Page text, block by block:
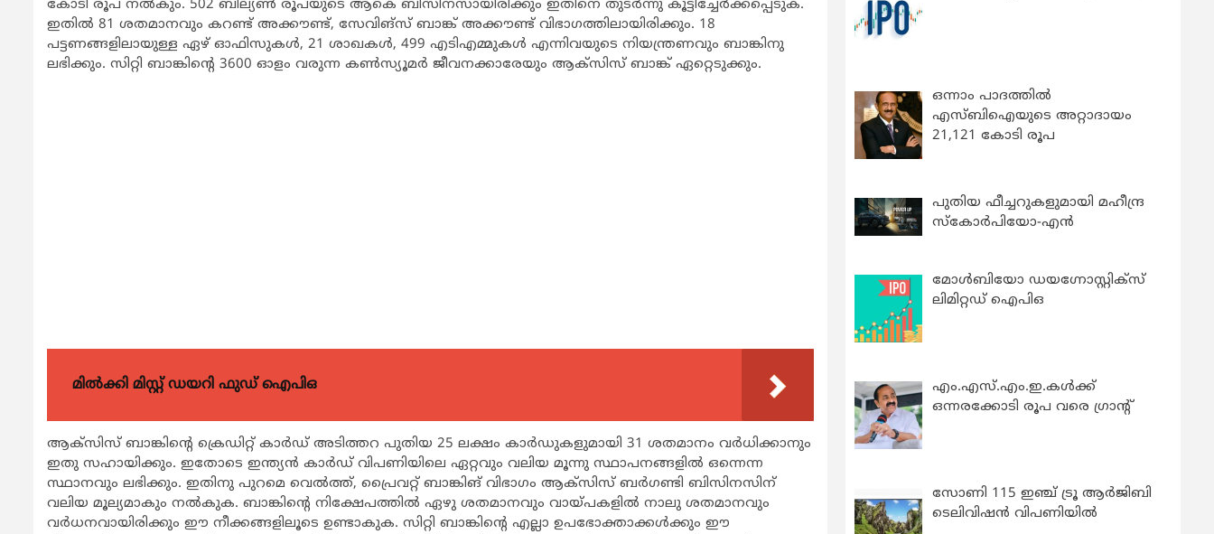
കോടി രൂപ നല്‍കും. 502 ബില്യണ്‍ രൂപയുടെ ആകെ ബിസിനസായിരിക്കും ഇതിനെ തുടര്‍ന്നു കൂട്ടിച്ചേര്‍ക്കപ്പെടുക.
ഇതില്‍ 81 ശതമാനവും കറണ്ട് അക്കൗണ്ട്, സേവിങ്സ് ബാങ്ക് അക്കൗണ്ട് വിഭാഗത്തിലായിരിക്കും. 18
പട്ടണങ്ങളിലായുള്ള ഏഴ് ഓഫിസുകള്‍, 21 ശാഖകള്‍, 499 എടിഎമ്മുകള്‍ എന്നിവയുടെ നിയന്ത്രണവും ബാങ്കിനു
ലഭിക്കും. സിറ്റി ബാങ്കിന്‍റെ 3600 ഓളം വരുന്ന കണ്‍സ്യൂമര്‍ ജീവനക്കാരേയും ആക്സിസ് ബാങ്ക് ഏറ്റെടുക്കും.
മിൽക്കി മിസ്റ്റ് ഡയറി ഫുഡ് ഐപിഒ
ആക്സിസ് ബാങ്കിന്‍റെ ക്രെഡിറ്റ് കാര്‍ഡ് അടിത്തറ പുതിയ 25 ലക്ഷം കാര്‍ഡുകളുമായി 31 ശതമാനം വര്‍ധിക്കാനും
ഇതു സഹായിക്കും. ഇതോടെ ഇന്ത്യന്‍ കാര്‍ഡ് വിപണിയിലെ ഏറ്റവും വലിയ മൂന്നു സ്ഥാപനങ്ങളില്‍ ഒന്നെന്ന
സ്ഥാനവും ലഭിക്കും. ഇതിനു പുറമെ വെല്‍ത്ത്, പ്രൈവറ്റ് ബാങ്കിങ് വിഭാഗം ആക്സിസ് ബര്‍ഗണ്ടി ബിസിനസിന്
വലിയ മൂല്യമാകും നല്‍കുക. ബാങ്കിന്‍റെ നിക്ഷേപത്തില്‍ ഏഴു ശതമാനവും വായ്പകളില്‍ നാലു ശതമാനവും
വര്‍ധനവായിരിക്കും ഈ നീക്കങ്ങളിലൂടെ ഉണ്ടാകുക. സിറ്റി ബാങ്കിന്‍റെ എല്ലാ ഉപഭോക്താക്കള്‍ക്കും ഈ
ഒന്നാം പാദത്തിൽ
എസ്ബിഐയുടെ അറ്റാദായം
21,121 കോടി രൂപ
പുതിയ ഫീച്ചറുകളുമായി മഹീന്ദ്ര
സ്കോർപിയോ-എൻ
മോൾബിയോ ഡയഗ്നോസ്റ്റിക്സ്
ലിമിറ്റഡ് ഐപിഒ
എം.എസ്.എം.ഇ.കൾക്ക്
ഒന്നരക്കോടി രൂപ വരെ ഗ്രാന്റ്
സോണി 115 ഇഞ്ച് ട്രൂ ആർജിബി
ടെലിവിഷൻ വിപണിയിൽ